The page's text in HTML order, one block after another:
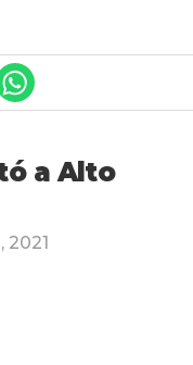
a Alto
2021